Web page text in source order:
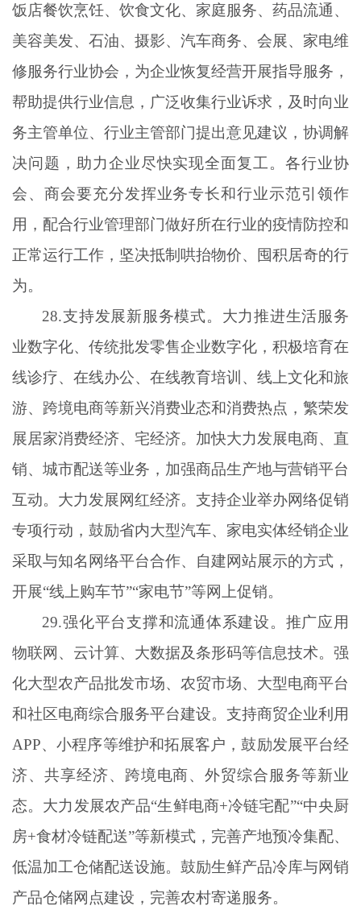
饭店餐饮烹饪、饮食文化、家庭服务、药品流通、
美容美发、石油、摄影、汽车商务、会展、家电维
修服务行业协会，为企业恢复经营开展指导服务，
帮助提供行业信息，广泛收集行业诉求，及时向业
务主管单位、行业主管部门提出意见建议，协调解
决问题，助力企业尽快实现全面复工。各行业协
会、商会要充分发挥业务专长和行业示范引领作
用，配合行业管理部门做好所在行业的疫情防控和
正常运行工作，坚决抵制哄抬物价、囤积居奇的行
为。
28.支持发展新服务模式。大力推进生活服务
业数字化、传统批发零售企业数字化，积极培育在
线诊疗、在线办公、在线教育培训、线上文化和旅
游、跨境电商等新兴消费业态和消费热点，繁荣发
展居家消费经济、宅经济。加快大力发展电商、直
销、城市配送等业务，加强商品生产地与营销平台
互动。大力发展网红经济。支持企业举办网络促销
专项行动，鼓励省内大型汽车、家电实体经销企业
采取与知名网络平台合作、自建网站展示的方式，
开展“线上购车节”“家电节”等网上促销。
29.强化平台支撑和流通体系建设。推广应用
物联网、云计算、大数据及条形码等信息技术。强
化大型农产品批发市场、农贸市场、大型电商平台
和社区电商综合服务平台建设。支持商贸企业利用
APP、小程序等维护和拓展客户，鼓励发展平台经
济、共享经济、跨境电商、外贸综合服务等新业
态。大力发展农产品“生鲜电商+冷链宅配”“中央厨
房+食材冷链配送”等新模式，完善产地预冷集配、
低温加工仓储配送设施。鼓励生鲜产品冷库与网销
产品仓储网点建设，完善农村寄递服务。